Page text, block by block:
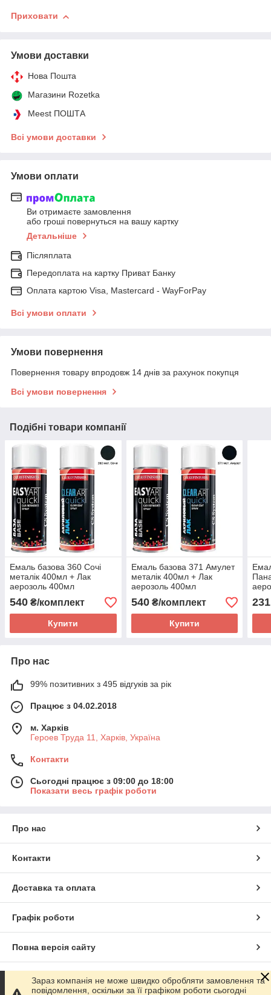
Приховати
Умови доставки
Нова Пошта
Магазини Rozetka
Meest ПОШТА
Всі умови доставки
Умови оплати
Ви отримаєте замовлення
або гроші повернуться на вашу картку
Детальніше
Післяплата
Передоплата на картку Приват Банку
Оплата картою Visa, Mastercard - WayForPay
Всі умови оплати
Умови повернення
Повернення товару впродовж 14 днів за рахунок покупця
Всі умови повернення
Подібні товари компанії
Емаль базова 360 Сочі
металік 400мл + Лак
аерозоль 400мл
C.S.System (комплект)
540 ₴/комплект
Купити
Емаль базова 371 Амулет
металік 400мл + Лак
аерозоль 400мл
C.S.System (комплект)
540₴/комплект
Купити
231
Про нас
99% позитивних з 495 відгуків за рік
Працює з 04.02.2018
м. Харків
Героев Труда 11, Харків, Україна
Контакти
Сьогодні працює з 09:00 до 18:00
Показати весь графік роботи
Про нас
Контакти
Доставка та оплата
Графік роботи
Повна версія сайту
Сайт створено на маркетплейсіProm.ua
Зараз компанія не може швидко обробляти замовлення та
повідомлення, оскільки за її графіком роботи сьогодні